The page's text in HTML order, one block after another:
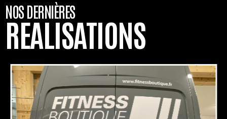
NOS DERNIÈRES
REALISATIONS